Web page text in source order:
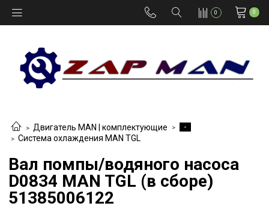
0 0
Двигатель MAN | комплектующие
-
Система охлаждения MAN TGL
Вал помпы/водяного насоса
D0834 MAN TGL (в сборе)
51385006122